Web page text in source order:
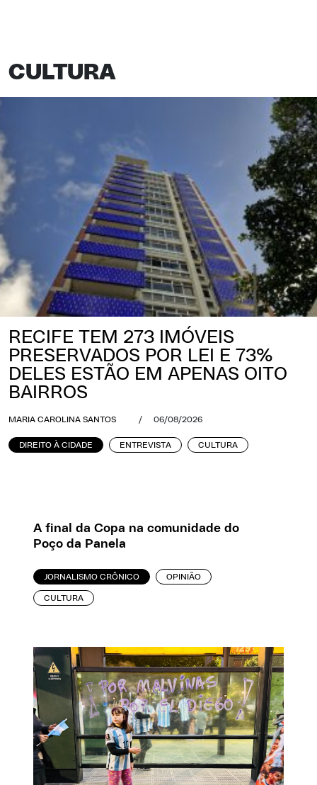
CULTURA
RECIFE TEM 273 IMÓVEIS
PRESERVADOS POR LEI E 73%
DELES ESTÃO EM APENAS OITO
BAIRROS
MARIA CAROLINA SANTOS / 06/08/2026
DIREITO À CIDADE ENTREVISTA CULTURA
A final da Copa na comunidade do
Poço da Panela
JORNALISMO CRÔNICO OPINIÃO
CULTURA